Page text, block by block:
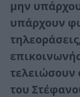
μην
υπάρχουν
τελειώσουν
του